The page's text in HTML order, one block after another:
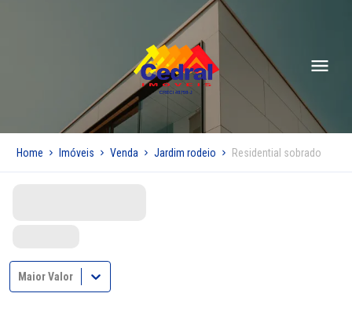
Home Imóveis Venda Jardim rodeio Residential sobrado
Maior Valor